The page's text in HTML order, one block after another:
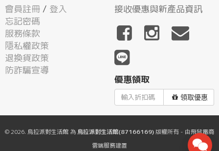
會員註冊 / 登入
忘記密碼
服務條款
隱私權政策
退換貨政策
防詐騙宣導
接收優惠與新產品資訊
優惠領取
領取優惠
© 2026. 烏拉派對生活館 為 烏拉派對生活館(87166169)版權所有 - 由飛鼠電商
雲端服務建置